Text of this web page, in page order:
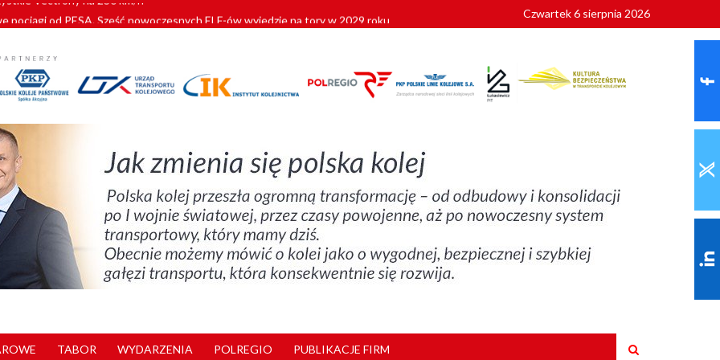
pociągi od PESA. Sześć nowoczesnych ELF-ów wyjedzie na tory w 2029 roku
alkoholu i wjeżdżają na tory
Vectrony na 230 km/h
Czwartek 6 sierpnia 2026
TABOR WYDARZENIA POLREGIO PUBLIKACJE FIRM